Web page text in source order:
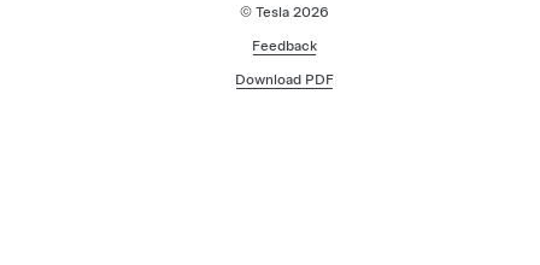
© Tesla 2026
Feedback
Download PDF